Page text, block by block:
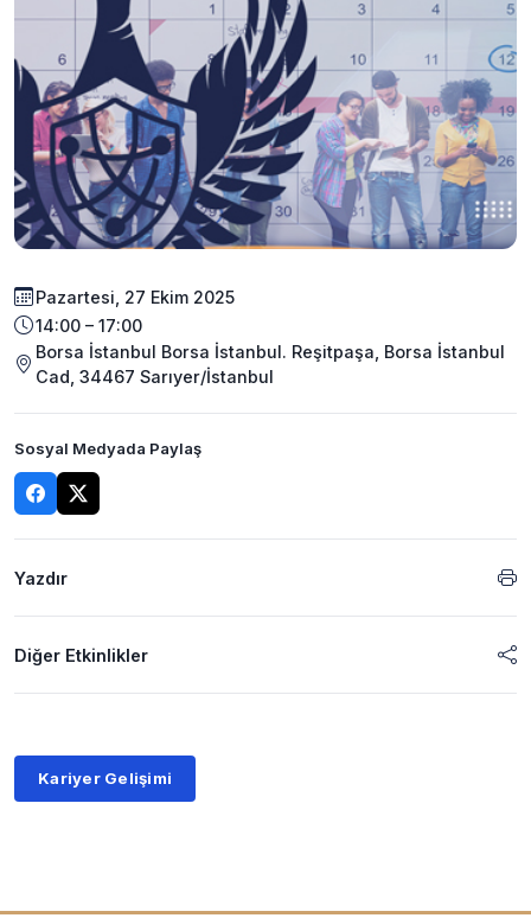
Pazartesi, 27 Ekim 2025
14:00 – 17:00
Borsa İstanbul Borsa İstanbul. Reşitpaşa, Borsa İstanbul
Cad, 34467 Sarıyer/İstanbul
Sosyal Medyada Paylaş
Yazdır
Diğer Etkinlikler
Kariyer Gelişimi